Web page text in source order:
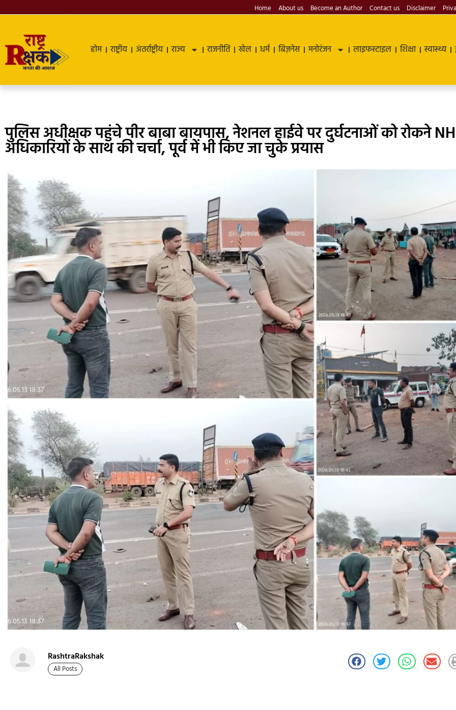
Home About us Become an Author Contact us Disclaimer
होम राष्ट्रीय अंतर्राष्ट्रीय राज्य राजनीति खेल धर्म बिज़नेस मनोरंजन लाइफस्टाइल शिक्षा स्वास्थ्य
पुलिस अधीक्षक पहुंचे पीर बाबा बायपास, नेशनल हाईवे पर दुर्घटनाओं को रोकने‌
अधिकारियों के साथ की चर्चा, पूर्व में भी किए जा चुके प्रयास
RashtraRakshak
All Posts